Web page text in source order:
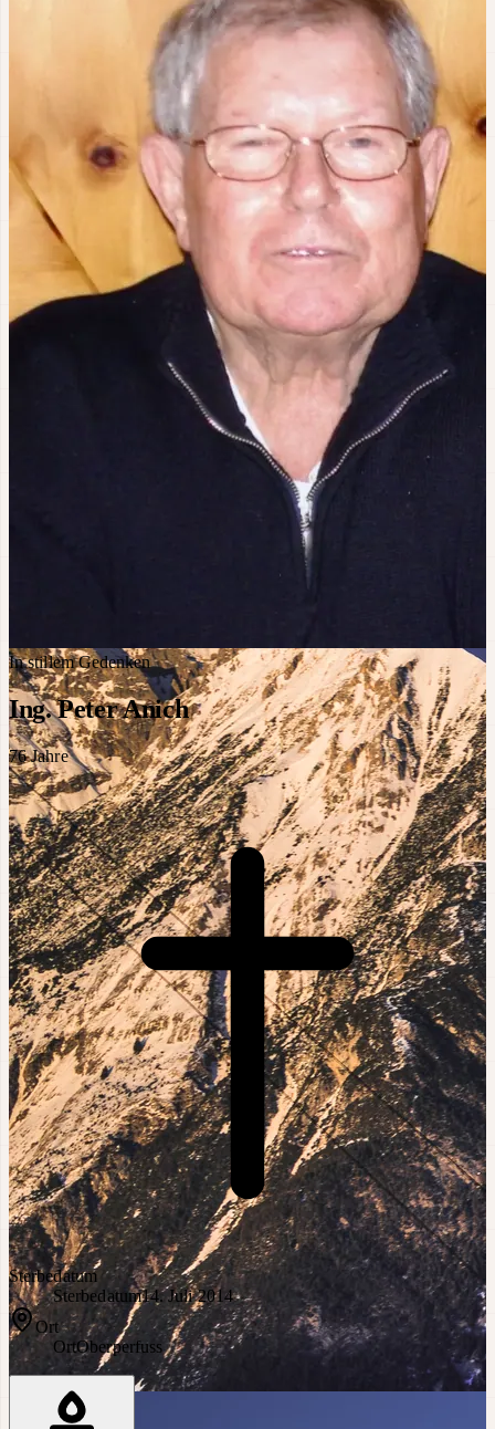
In stillem Gedenken
Ing. Peter Anich
76Jahre
Sterbedatum
Sterbedatum14. Juli 2014
Ort
OrtOberperfuss